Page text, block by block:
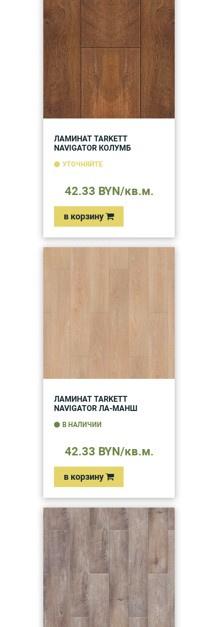
ЛАМИНАТ TARKETT
NAVIGATOR КОЛУМБ
УТОЧНЯЙТЕ
42.33 BYN/кв.м.
в корзину
ЛАМИНАТ TARKETT
NAVIGATOR ЛА-МАНШ
В НАЛИЧИИ
42.33 BYN/кв.м.
в корзину